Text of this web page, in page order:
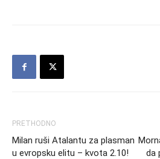
PRETHODNO
Milan ruši Atalantu za plasman
u evropsku elitu – kvota 2.10!
da